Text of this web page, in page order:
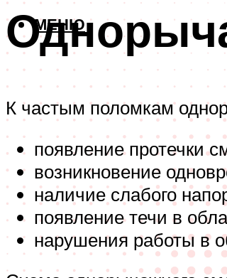
МЕНЮ
К частым поломкам
появление протечки
возникновение
наличие слабого
появление течи в
нарушения работы в